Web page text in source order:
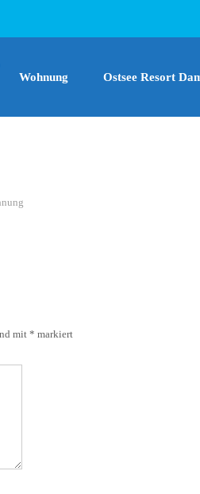
Wohnung Ostsee Resort
mit* markiert